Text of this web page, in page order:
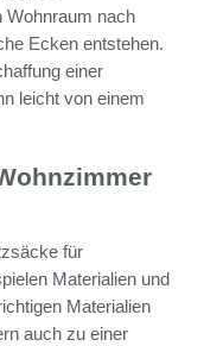
Wohnraum nach
Ecken entstehen.
einer
leicht von einem
für
Materialien und
Materialien
auch zu einer